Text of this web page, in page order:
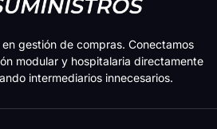
gestión de compras. Conectamos
modular y hospitalaria directamente
intermediarios innecesarios.